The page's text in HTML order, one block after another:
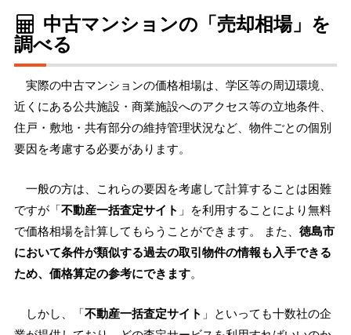
中古マンションの「売却相場」を
調べる
実際の中古マンションの価格相場は、学区等の周辺環境、
近くにある公共施設・商業施設へのアクセス等の立地条件、
住戸・敷地・共有部分の維持管理状況など、物件ごとの個別
要因を考慮する必要があります。
一般の方は、これらの要因を考慮して計算することは困難
ですが「不動産一括査定サイト 」を利用することにより無料
で価格相場を計算してもらうことができます。 また、 徳島市
において条件が類似する過去の取引物件の情報も入手できる
ため、価格算定の参考にできます。
しかし、「不動産一括査定サイト 」といっても十数社の企